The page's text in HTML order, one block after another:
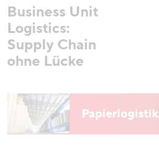
Business Unit
Logistics:
Supply Chain
ohne Lücke
Papierlogistik